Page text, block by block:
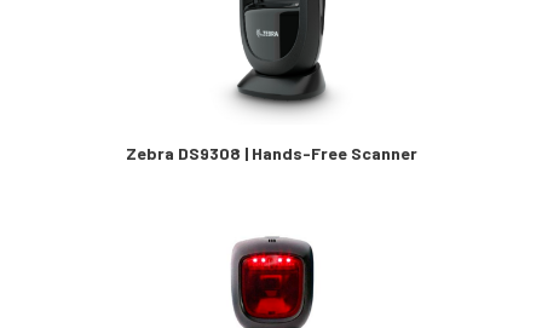
Zebra DS9308 | Hands-Free Scanner